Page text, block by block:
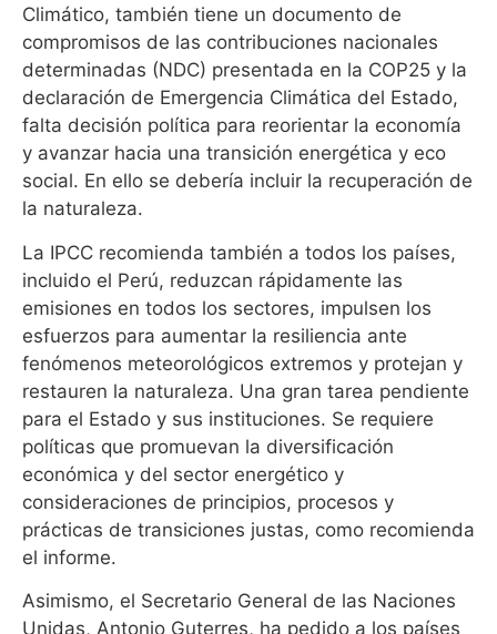
Climático, también tiene un documento de
compromisos de las contribuciones nacionales
determinadas (NDC) presentada en la COP25 y la
declaración de Emergencia Climática del Estado,
falta decisión política para reorientar la economía
y avanzar hacia una transición energética y eco
social. En ello se debería incluir la recuperación de
la naturaleza.
La IPCC recomienda también a todos los países,
incluido el Perú, reduzcan rápidamente las
emisiones en todos los sectores, impulsen los
esfuerzos para aumentar la resiliencia ante
fenómenos meteorológicos extremos y protejan y
restauren la naturaleza. Una gran tarea pendiente
para el Estado y sus instituciones. Se requiere
políticas que promuevan la diversificación
económica y del sector energético y
consideraciones de principios, procesos y
prácticas de transiciones justas, como recomienda
el informe.
Asimismo, el Secretario General de las Naciones
Unidas, Antonio Guterres, ha pedido a los países